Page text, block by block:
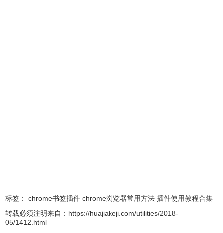
标签： chrome书签插件 chrome浏览器常用方法 插件使用教程合集
转载必须注明来自： https://huajiakeji.com/utilities/2018-
05/1412.html